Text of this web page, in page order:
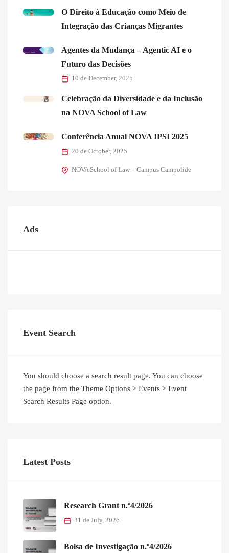
O Direito à Educação como Meio de
Integração das Crianças Migrantes
Agentes da Mudança – Agentic AI e o
Futuro das Decisões
10 de December, 2025
Celebração da Diversidade e da Inclusão
na NOVA School of Law
Conferência Anual NOVA IPSI 2025
20 de October, 2025
NOVA School of Law – Campus Campolide
Ads
Event Search
You should choose a search result page. You can choose
the page from the Theme Options > Events > Event
Search Results Page option.
Latest Posts
Research Grant n.º4/2026
31 de July, 2026
Bolsa de Investigação n.º4/2026